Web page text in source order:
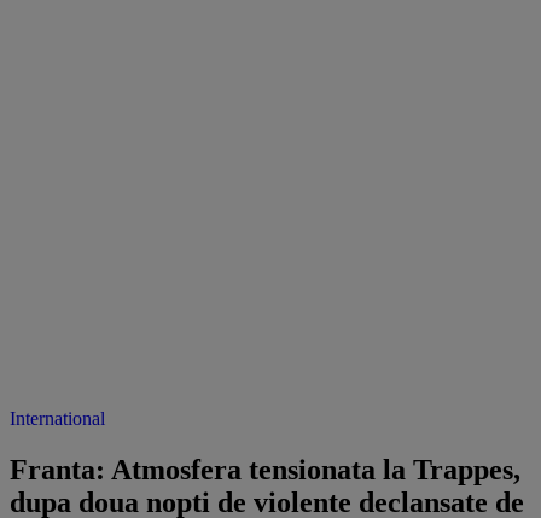
International
Franta: Atmosfera tensionata la Trappes,
dupa doua nopti de violente declansate de